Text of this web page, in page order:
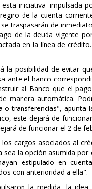
iniciativa -impulsada
de la cuenta
traspasarán de
de la deuda vigente
en la línea de
la posibilidad de evitar
ante el banco
al Banco que el
manera automática.
transferencias", apunta
este dejará de
de funcionar el 2 de
cargos asociados al
sea la opción asumida
estipulado en
con anterioridad a ella".
la medida, la